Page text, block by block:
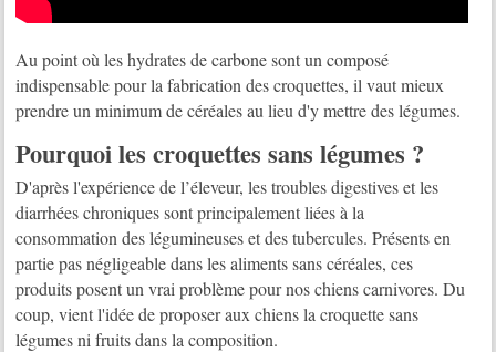
Au point où les hydrates de carbone sont un composé
indispensable pour la fabrication des croquettes, il vaut mieux
prendre un minimum de céréales au lieu d'y mettre des légumes.
Pourquoi les croquettes sans légumes ?
D'après l'expérience de l’éleveur, les troubles digestives et les
diarrhées chroniques sont principalement liées à la
consommation des légumineuses et des tubercules. Présents en
partie pas négligeable dans les aliments sans céréales, ces
produits posent un vrai problème pour nos chiens carnivores. Du
coup, vient l'idée de proposer aux chiens la croquette sans
légumes ni fruits dans la composition.